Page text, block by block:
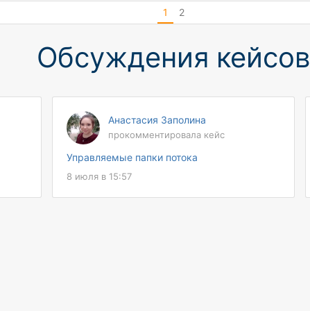
1 2
Обсуждения кейсов
Анастасия Заполина
прокомментировала кейс
Управляемые папки потока
8 июля в 15:57